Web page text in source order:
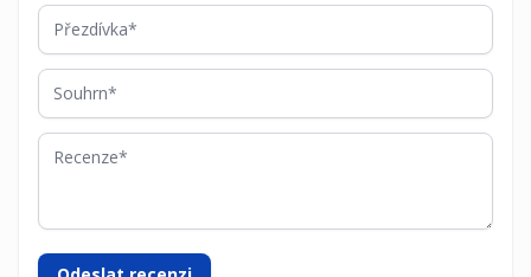
Přezdívka
Souhrn
Recenze